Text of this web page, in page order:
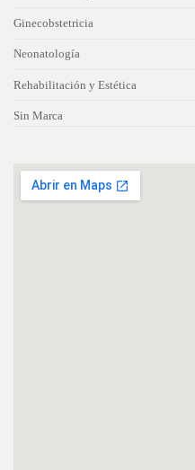
Ginecobstetricia
Neonatología
Rehabilitación y Estética
Sin Marca